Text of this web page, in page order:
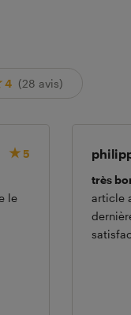
4 (28 avis)
5
le
très
article